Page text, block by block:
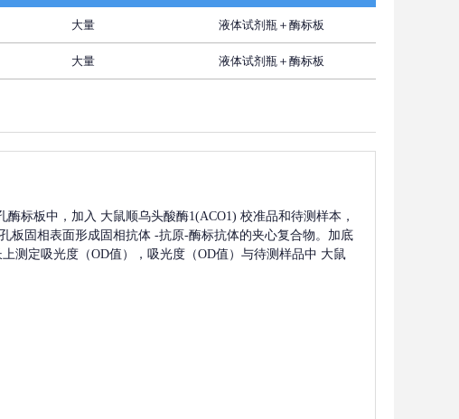
大量 液体试剂瓶＋酶标板
大量 液体试剂瓶＋酶标板
酶标板中，加入 大鼠顺乌头酸酶1(ACO1) 校准品和待测样本，
板固相表面形成固相抗体 -抗原-酶标抗体的夹心复合物。加底
测定吸光度（OD值），吸光度（OD值）与待测样品中 大鼠